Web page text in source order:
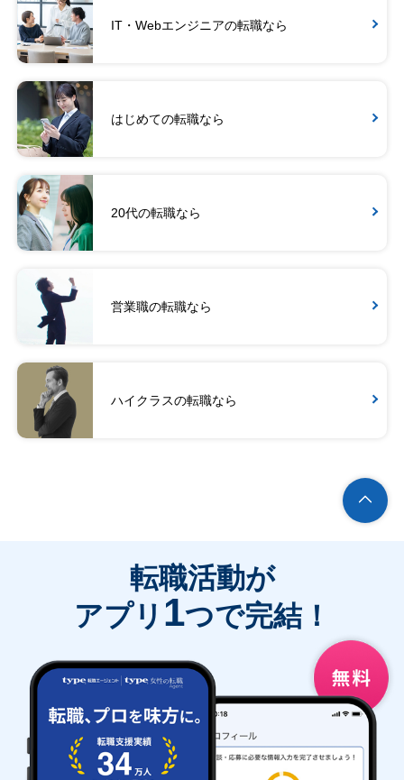
IT・Webエンジニアの転職なら
はじめての転職なら
20代の転職なら
営業職の転職なら
ハイクラスの転職なら
転職活動が
アプリ 1つで完結！